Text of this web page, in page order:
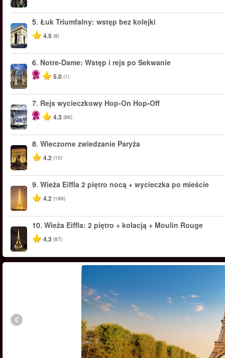
5. Łuk Triumfalny: wstęp bez kolejki
4.5 (8)
6. Notre-Dame: Wstęp i rejs po Sekwanie
5.0 (1)
7. Rejs wycieczkowy Hop-On Hop-Off
4.3 (86)
8. Wieczorne zwiedzanie Paryża
4.2 (10)
9. Wieża Eiffla 2 piętro nocą + wycieczka po mieście
4.2 (188)
10. Wieża Eiffla: 2 piętro + kolacją + Moulin Rouge
4.3 (87)